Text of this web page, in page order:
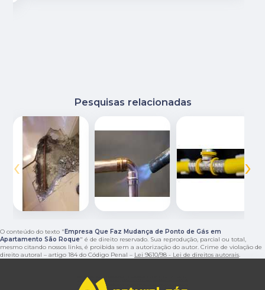
Pesquisas relacionadas
‹ ›
O conteúdo do texto " Empresa Que Faz Mudança de Ponto de Gás em
Apartamento São Roque" é de direito reservado. Sua reprodução, parcial ou total,
mesmo citando nossos links, é proibida sem a autorização do autor. Crime de violação de
direito autoral – artigo 184 do Código Penal – Lei 9610/98 - Lei de direitos autorais.